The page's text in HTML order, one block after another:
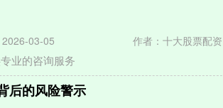
2026-03-05 作者：十大股票配资
业的咨询服务
后的风险警示